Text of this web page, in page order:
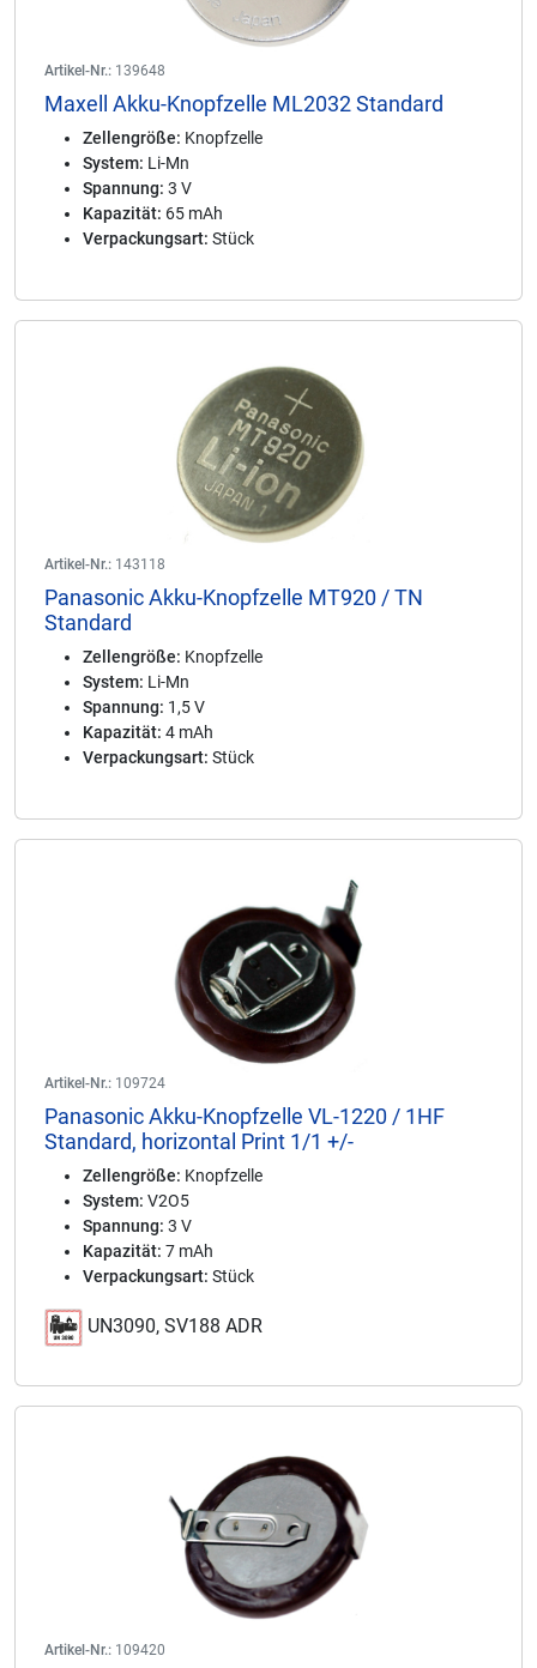
Artikel-Nr.: 139648
Maxell Akku-Knopfzelle ML2032 Standard
Zellengröße: Knopfzelle
System: Li-Mn
Spannung: 3 V
Kapazität: 65 mAh
Verpackungsart: Stück
Artikel-Nr.: 143118
Panasonic Akku-Knopfzelle MT920 / TN
Standard
Zellengröße: Knopfzelle
System: Li-Mn
Spannung: 1,5 V
Kapazität: 4 mAh
Verpackungsart: Stück
Artikel-Nr.: 109724
Panasonic Akku-Knopfzelle VL-1220 / 1HF
Standard, horizontal Print 1/1 +/-
Zellengröße: Knopfzelle
System: V2O5
Spannung: 3 V
Kapazität: 7 mAh
Verpackungsart: Stück
UN3090, SV188 ADR
Artikel-Nr.: 109420